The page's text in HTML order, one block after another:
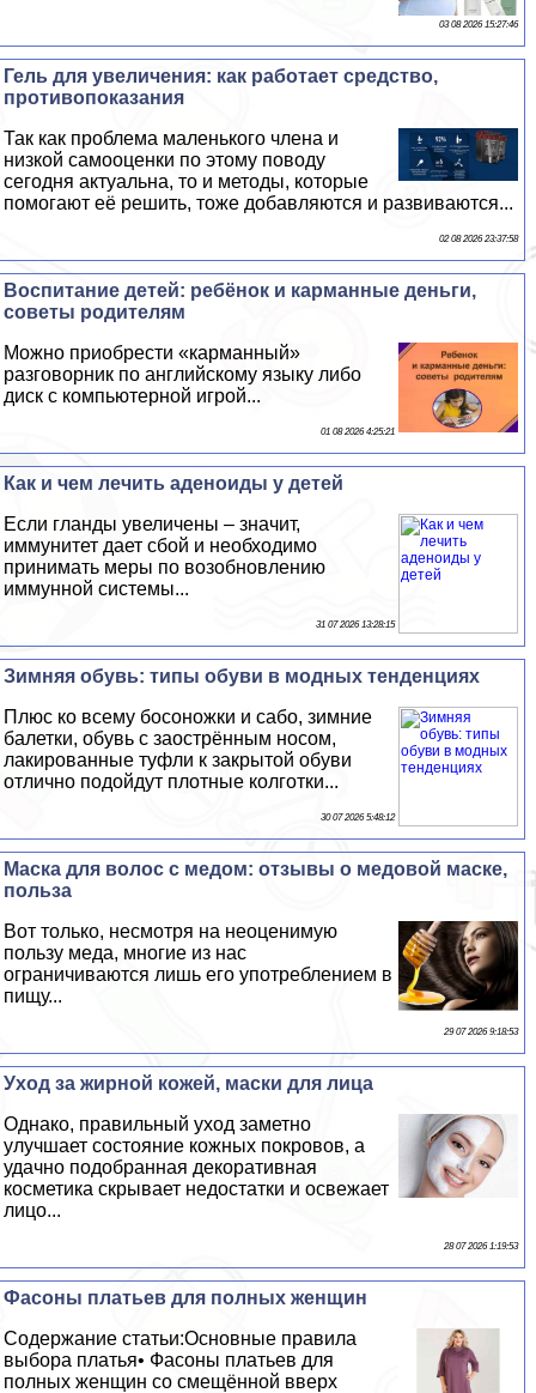
03 08 2026 15:27:46
Гель для увеличения: как работает средство,
противопоказания
Так как проблема маленького члeна и
низкой самооценки по этому поводу
сегодня актуальна, то и методы, которые
помогают её решить, тоже добавляются и развиваются...
02 08 2026 23:37:58
Воспитание детей: ребёнок и карманные деньги,
советы родителям
Можно приобрести «карманный»
разговорник по английскому языку либо
диск с компьютерной игрой...
01 08 2026 4:25:21
Как и чем лечить аденоиды у детей
Если гланды увеличены – значит,
иммунитет дает сбой и необходимо
принимать меры по возобновлению
иммунной системы...
31 07 2026 13:28:15
Зимняя обувь: типы обуви в модных тенденциях
Плюс ко всему босоножки и сабо, зимние
балетки, обувь с заострённым носом,
лакированные туфли к закрытой обуви
отлично подойдут плотные колготки...
30 07 2026 5:48:12
Маска для волос с медом: отзывы о медовой маске,
польза
Вот только, несмотря на неоценимую
пользу меда, многие из нас
ограничиваются лишь его употрeблением в
пищу...
29 07 2026 9:18:53
Уход за жирной кожей, маски для лица
Однако, правильный уход заметно
улучшает состояние кожных покровов, а
удачно подобранная декоративная
косметика скрывает недостатки и освежает
лицо...
28 07 2026 1:19:53
Фасоны платьев для полных женщин
Содержание статьи:Основные правила
выбора платья• Фасоны платьев для
полных женщин со смещённой вверх